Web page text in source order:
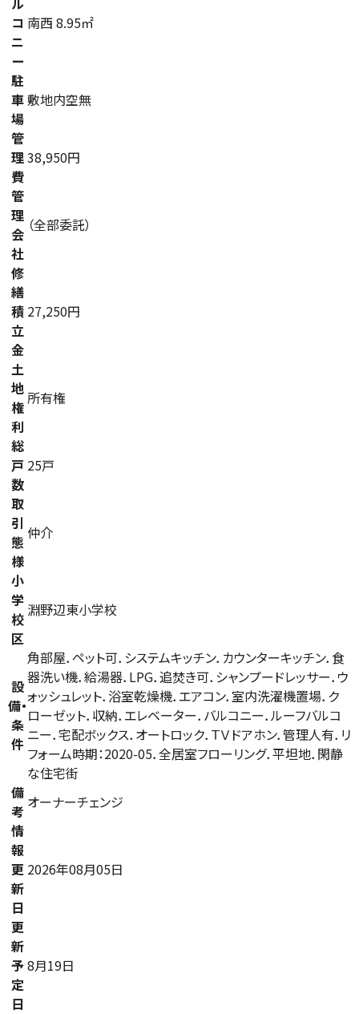
コ
ニ
ー
南西 8.95㎡
駐
車
場
敷地内空無
管
理
費
38,950円
管
理
会
社
（全部委託）
修
繕
積
立
金
27,250円
土
地
権
利
所有権
総
戸
数
25戸
取
引
態
様
仲介
小
学
校
区
淵野辺東小学校
設
備・
条
件
角部屋．ペット可．システムキッチン．カウンターキッチン．食
器洗い機．給湯器．LPG．追焚き可．シャンプードレッサー．ウ
ォッシュレット．浴室乾燥機．エアコン．室内洗濯機置場．ク
ローゼット．収納．エレベーター．バルコニー．ルーフバルコ
ニー．宅配ボックス．オートロック．ＴＶドアホン．管理人有．リ
フォーム時期：2020-05．全居室フローリング．平坦地．閑静
な住宅街
備
考 オーナーチェンジ
情
報
更
新
日
2026年08月05日
更
新
予
定
日
8月19日